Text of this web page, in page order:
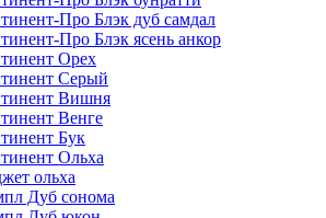
Про Блэк дуб самдал
Про Блэк ясень анкор
Орех
Серый
Вишня
Венге
Бук
Ольха
ольха
Дуб сонома